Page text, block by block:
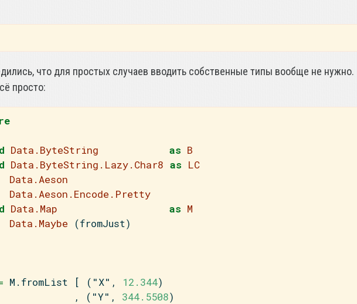
что для простых случаев вводить собственные типы вообще не нужно.
просто:
Data.ByteString as B
Data.ByteString.Lazy.Char8 as LC
Data.Aeson
Data.Aeson.Encode.Pretty
Data.Map as M
Data.Maybe (fromJust)
M.fromList [ ( "X" , 12.344)
, (
"Y" , 344.5508)